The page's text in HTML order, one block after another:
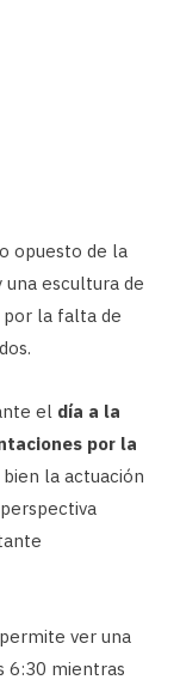
opuesto de la
una escultura de
por la falta de
el día a la
por la
bien la actuación
ver una
6:30 mientras